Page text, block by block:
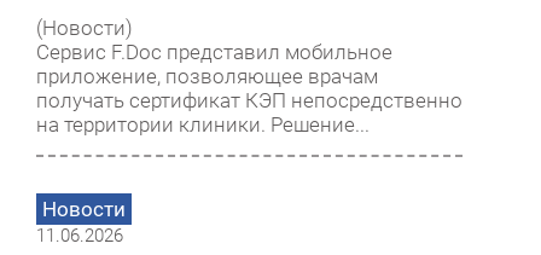
(Новости)
Сервис F.Doc представил мобильное
приложение, позволяющее врачам
получать сертификат КЭП непосредственно
на территории клиники. Решение...
Новости
11.06.2026